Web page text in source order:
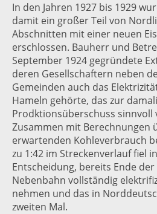
In den Jahren 1927 bis 1929
damit ein großer Teil von
Abschnitten mit einer neuen
erschlossen. Bauherr und
September 1924 gegründete
deren Gesellschaftern neben
Gemeinden auch das
Hameln gehörte, das zur
Prodktionsüberschuss sinnvoll
Zusammen mit Berechnungen
erwartenden Kohleverbrauch
zu 1:42 im Streckenverlauf fiel
Entscheidung, bereits Ende der
Nebenbahn vollständig
nehmen und das in
zweiten Mal.